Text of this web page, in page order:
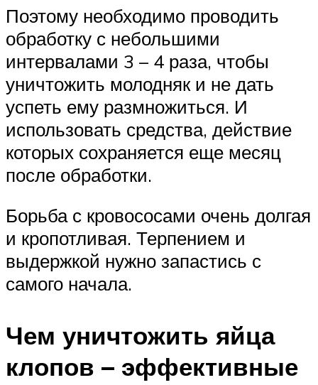
Поэтому необходимо проводить
обработку с небольшими
интервалами 3 – 4 раза, чтобы
уничтожить молодняк и не дать
успеть ему размножиться. И
использовать средства, действие
которых сохраняется еще месяц
после обработки.
Борьба с кровососами очень долгая
и кропотливая. Терпением и
выдержкой нужно запастись с
самого начала.
Чем уничтожить яйца
клопов – эффективные